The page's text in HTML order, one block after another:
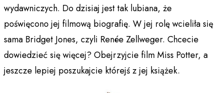
wydawniczych. Do dzisiaj jest tak lubiana, że
poświęcono jej filmową biografię. W jej rolę wcieliła się
sama Bridget Jones, czyli Renée Zellweger. Chcecie
dowiedzieć się więcej? Obejrzyjcie film Miss Potter, a
jeszcze lepiej poszukajcie którejś z jej książek.